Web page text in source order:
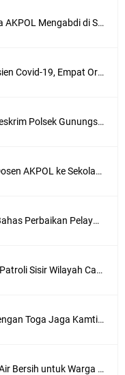
Kapolsek Gunungsari Cek Taruna AKPOL Mengabdi di SRD 4
Telusuri Kontak Erat Dengan Pasien Covid-19, Empat Orang di Desa Kedaro Sekotong Dirapid
Tim URC Polresta Bersma Unit Reskrim Polsek Gunungsari Tangkap Pelaku Curanmor
Kapolsek Dampingi Kunjungan Dosen AKPOL ke Sekolah Rakyat Gunungsari
Dialog Publik GAKADA BIDOM , Bahas Perbaikan Pelayanan Medis di NTB
Sat Samapta Polresta Mataram Patroli Sisir Wilayah Cakranegara
Polda NTB Tingkatkan Sinergi Dengan Toga Jaga Kamtibmas
Sat Brimob Polda NTB Salurkan Air Bersih untuk Warga Terdampak Kekeringan